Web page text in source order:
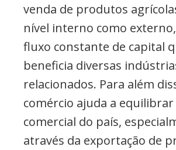
venda de produtos
nível interno como
fluxo constante de capital
beneficia diversas
relacionados. Para além
comércio ajuda a equilibrar
comercial do país,
através da exportação de